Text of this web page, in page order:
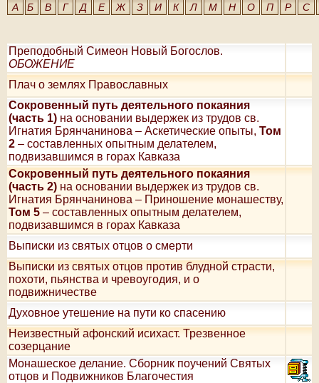
А Б В Г Д Е Ж З И К Л М Н О П Р С
Преподобный Симеон Новый Богослов.
ОБОЖЕНИЕ
Плач о землях Православных
Сокровенный путь деятельного покаяния
(часть 1) на основании выдержек из трудов св.
Игнатия Брянчанинова – Аскетические опыты, Том
2 – составленных опытным делателем,
подвизавшимся в горах Кавказа
Сокровенный путь деятельного покаяния
(часть 2) на основании выдержек из трудов св.
Игнатия Брянчанинова – Приношение монашеству,
Том 5 – составленных опытным делателем,
подвизавшимся в горах Кавказа
Выписки из святых отцов о смерти
Выписки из святых отцов против блудной страсти,
похоти, пьянства и чревоугодия, и о
подвижничестве
Духовное утешение на пути ко спасению
Неизвестный афонский исихаст. Трезвенное
созерцание
Монашеское делание. Сборник поучений Святых
отцов и Подвижников Благочестия